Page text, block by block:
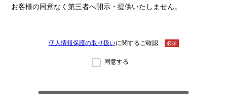
お客様の同意なく第三者へ開示・提供いたしません。
個人情報保護の取り扱いに関するご確認 必須
同意する